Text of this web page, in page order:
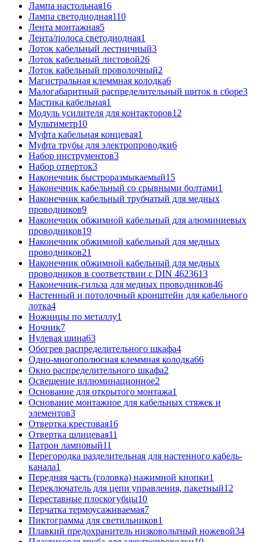
Лампа настольная16
Лампа светодиодная110
Лента монтажная5
Лента/полоса светодиодная1
Лоток кабельный лестничный3
Лоток кабельный листовой26
Лоток кабельный проволочный2
Магистральная клеммная колодка6
Малогабаритный распределительный щиток в сборе3
Мастика кабельная1
Модуль усилителя для контакторов12
Мультиметр10
Муфта кабельная концевая1
Муфта трубы для электропроводки6
Набор инструментов3
Набор отверток3
Наконечник быстроразмыкаемый15
Наконечник кабельный со срывными болтами1
Наконечник кабельный трубчатый для медных
проводников9
Наконечник обжимной кабельный для алюминиевых
проводников19
Наконечник обжимной кабельный для медных
проводников21
Наконечник обжимной кабельный для медных
проводников в соответствии с DIN 4623613
Наконечник-гильза для медных проводников46
Настенный и потолочный кронштейн для кабельного
лотка4
Ножницы по металлу1
Ночник7
Нулевая шина63
Обогрев распределительного шкафа4
Одно-многополюсная клеммная колодка66
Окно распределительного шкафа2
Освещение иллюминационное2
Основание для открытого монтажа1
Основание монтажное для кабельных стяжек и
элементов3
Отвертка крестовая16
Отвертка шлицевая11
Патрон ламповый11
Перегородка разделительная для настенного кабель-
канала1
Передняя часть (головка) нажимной кнопки1
Переключатель для цепи управления, пакетный12
Переставные плоскогубцы10
Перчатка термоусаживаемая7
Пиктограмма для светильников1
Плавкий предохранитель низковольтный ножевой34